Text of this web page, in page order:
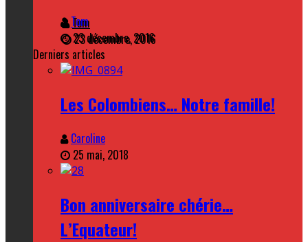
Tom
23 décembre, 2016
Derniers articles
Les Colombiens… Notre famille!
Caroline
25 mai, 2018
Bon anniversaire chérie…
L’Equateur!